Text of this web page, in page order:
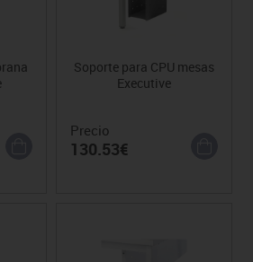
Soporte para CPU mesas
Executive
Precio
130.53€